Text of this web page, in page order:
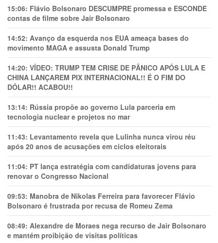
15:06: Flávio Bolsonaro DESCUMPRE promessa e ESCONDE
contas de filme sobre Jair Bolsonaro
14:52: Avanço da esquerda nos EUA ameaça bases do
movimento MAGA e assusta Donald Trump
14:20: VÍDEO: TRUMP TEM CRlSE DE PÂNlCO APÓS LULA E
CHINA LANÇAREM PIX INTERNACIONAL!! É O FIM DO
DÓLAR!! ACABOU!!
13:14: Rússia propõe ao governo Lula parceria em
tecnologia nuclear e projetos no mar
11:43: Levantamento revela que Lulinha nunca virou réu
após 20 anos de acusações em ciclos eleitorais
11:04: PT lança estratégia com candidaturas jovens para
renovar o Congresso Nacional
09:53: Manobra de Nikolas Ferreira para favorecer Flávio
Bolsonaro é frustrada por recusa de Romeu Zema
08:49: Alexandre de Moraes nega recurso de Jair Bolsonaro
e mantém proibição de visitas políticas